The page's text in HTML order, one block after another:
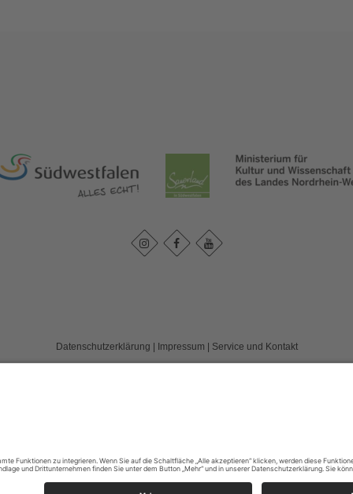
Datenschutzerklärung | Impressum | Service und Kontakt
Cookie-Einstellungen